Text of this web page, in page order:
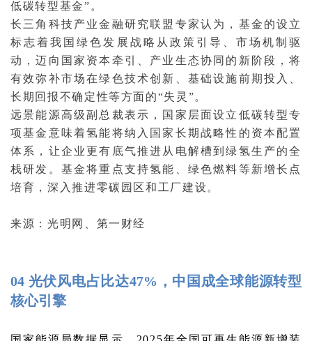
低碳转型基金”。
长三角科技产业金融研究联盟专家认为，基金的设立
标志着我国绿色发展战略从政策引导、市场机制驱
动，迈向国家资本牵引、产业生态协同的新阶段，将
有效弥补市场在绿色技术创新、基础设施前期投入、
长期回报不确定性等方面的“失灵”。
远景能源高级副总裁表示，国家层面设立低碳转型专
项基金意味着氢能将纳入国家长期战略性的资本配置
体系，让企业更有底气推进从电解槽到绿氢生产的全
栈研发。基金将重点支持氢能、绿色燃料等新增长点
培育，深入推进零碳园区和工厂建设。
来源：光明网、第一财经
04 光伏风电占比达47%，中国成全球能源转型
核心引擎